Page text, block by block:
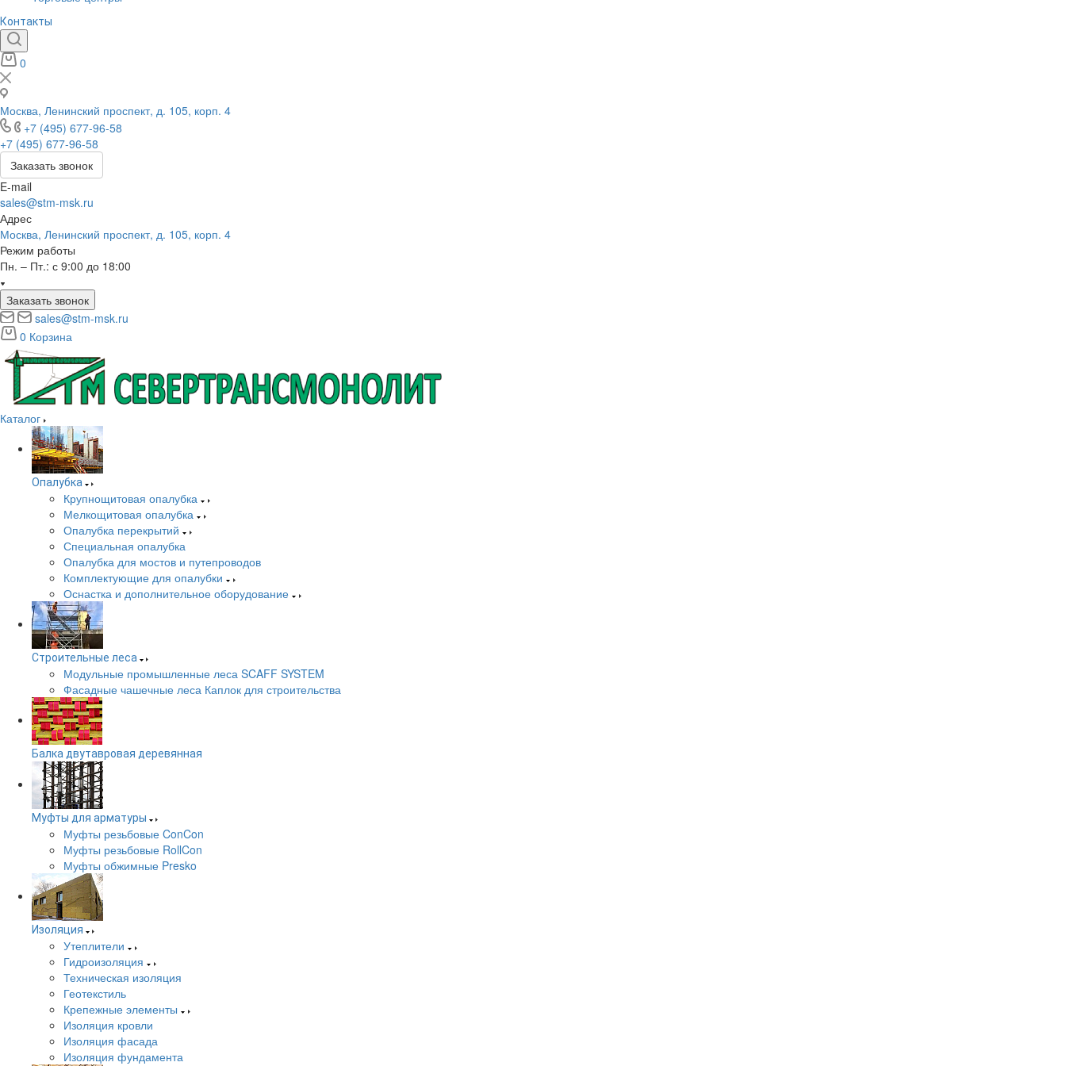
Контакты
0
Москва, Ленинский проспект, д. 105, корп. 4
+7 (495) 677-96-58
+7 (495) 677-96-58
Заказать звонок
E-mail
sales@stm-msk.ru
Адрес
Москва, Ленинский проспект, д. 105, корп. 4
Режим работы
Пн. – Пт.: с 9:00 до 18:00
Заказать звонок
sales@stm-msk.ru
0 Корзина
Каталог
Опалубка
Крупнощитовая опалубка
Мелкощитовая опалубка
Опалубка перекрытий
Специальная опалубка
Опалубка для мостов и путепроводов
Комплектующие для опалубки
Оснастка и дополнительное оборудование
Строительные леса
Модульные промышленные леса SCAFF SYSTEM
Фасадные чашечные леса Каплок для строительства
Балка двутавровая деревянная
Муфты для арматуры
Муфты резьбовые ConCon
Муфты резьбовые RollCon
Муфты обжимные Presko
Изоляция
Утеплители
Гидроизоляция
Техническая изоляция
Геотекстиль
Крепежные элементы
Изоляция кровли
Изоляция фасада
Изоляция фундамента